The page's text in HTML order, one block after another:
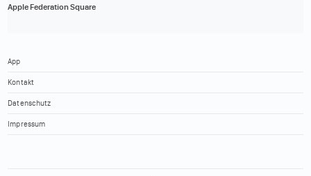
Apple Federation Square
App
Kontakt
Datenschutz
Impressum